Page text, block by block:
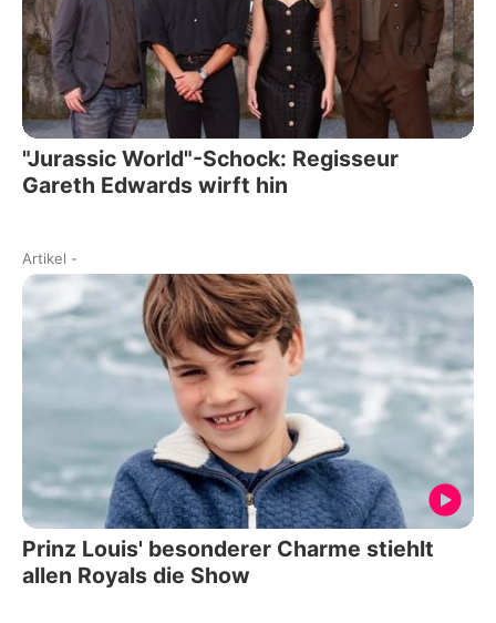
"Jurassic World"-Schock: Regisseur
Gareth Edwards wirft hin
Artikel -
Prinz Louis' besonderer Charme stiehlt
allen Royals die Show